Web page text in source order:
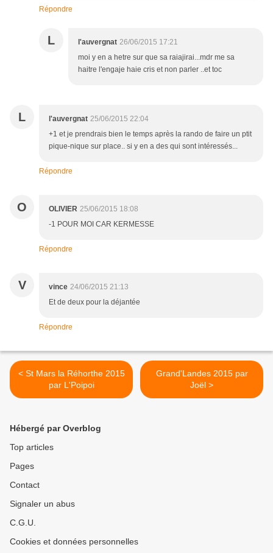
Répondre
L l'auvergnat 26/06/2015 17:21
moi y en a hetre sur que sa raiajirai...mdr me sa
haitre l'engaje haie cris et non parler ..et toc
L l'auvergnat 25/06/2015 22:04
+1 et je prendrais bien le temps après la rando de faire un ptit
pique-nique sur place.. si y en a des qui sont intéressés...
Répondre
O OLIVIER 25/06/2015 18:08
-1 POUR MOI CAR KERMESSE
Répondre
V vince 24/06/2015 21:13
Et de deux pour la déjantée
Répondre
< St Mars la Réhorthe 2015
par L'Poipoi
Grand'Landes 2015 par
Joël >
Hébergé par Overblog
Top articles
Pages
Contact
Signaler un abus
C.G.U.
Cookies et données personnelles